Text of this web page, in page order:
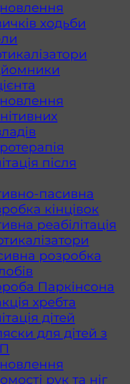
ходьби
після
пасивна
кінцівок
реабілітація
розробка
Паркінсона
хребта
дітей
для дітей з
рук та ніг